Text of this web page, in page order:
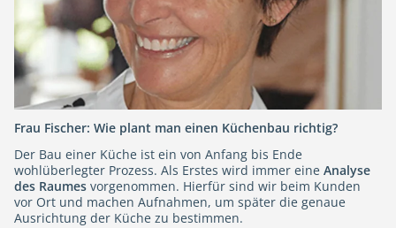
Frau Fischer: Wie plant man einen Küchenbau richtig?
Der Bau einer Küche ist ein von Anfang bis Ende
wohlüberlegter Prozess. Als Erstes wird immer eine Analyse
des Raumes vorgenommen. Hierfür sind wir beim Kunden
vor Ort und machen Aufnahmen, um später die genaue
Ausrichtung der Küche zu bestimmen.